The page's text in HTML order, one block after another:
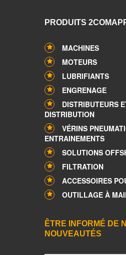
PRODUITS
MACHINES
MOTEURS
LUBRIFIANTS
ENGRENAGE
DISTRIBUTEURS
DISTRIBUTION
VÉRINS
ENTRAINEMENTS
SOLUTIONS
FILTRATION
ACCESSOIRES
OUTILLAGE À
ÊTRE INFORMÉ DE
NOUVEAUTÉS